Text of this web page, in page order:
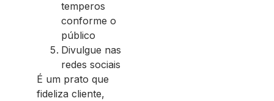
temperos
conforme o
público
Divulgue nas
redes sociais
É um prato que
fideliza cliente,